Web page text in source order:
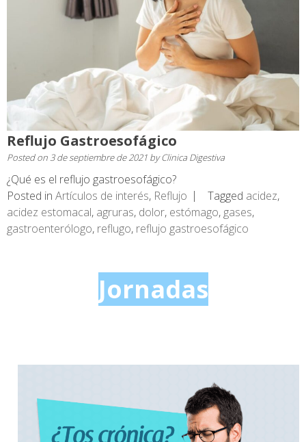
Reflujo Gastroesofágico
Posted on3 de septiembre de 2021 byClinica Digestiva
¿Qué es el reflujo gastroesofágico?
Posted in Artículos de interés, Reflujo Tagged acidez,
acidez estomacal, agruras, dolor, estómago, gases,
gastroenterólogo, reflugo, reflujo gastroesofágico
Jornadas